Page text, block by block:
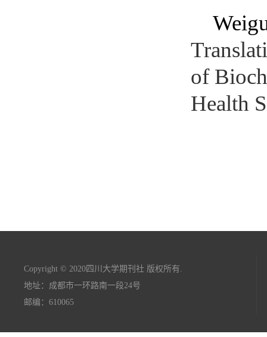
of
Health
Copyright © 2020四川大学期刊社 版权所有.
地址：成都市一环路南一段24号
邮编：610065